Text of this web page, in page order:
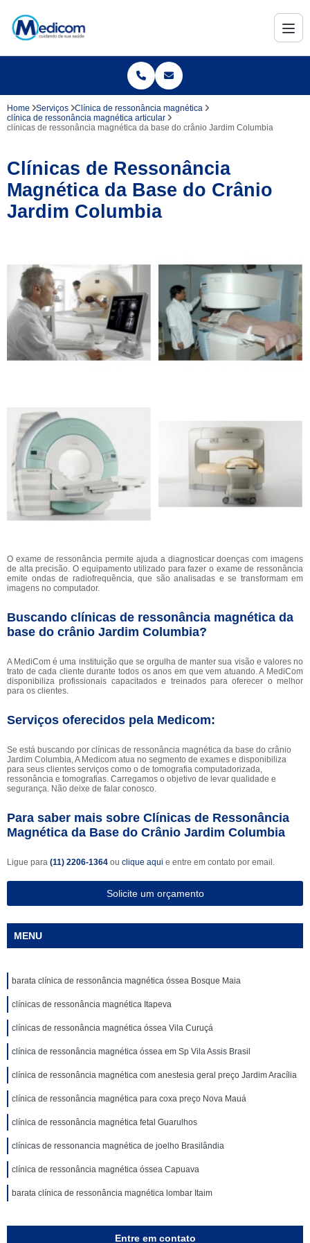
Home Serviços
Clínica de ressonância magnética
clínica de ressonância magnética articular
clínicas de ressonância magnética da base do crânio Jardim Columbia
Clínicas de Ressonância
Magnética da Base do Crânio
Jardim Columbia
O exame de ressonância permite ajuda a diagnosticar doenças com imagens
de alta precisão. O equipamento utilizado para fazer o exame de ressonância
emite ondas de radiofrequência, que são analisadas e se transformam em
imagens no computador.
Buscando clínicas de ressonância magnética da
base do crânio Jardim Columbia?
A MediCom é uma instituição que se orgulha de manter sua visão e valores no
trato de cada cliente durante todos os anos em que vem atuando. A MediCom
disponibiliza profissionais capacitados e treinados para oferecer o melhor
para os clientes.
Serviços oferecidos pela Medicom:
Se está buscando por clínicas de ressonância magnética da base do crânio
Jardim Columbia, A Medicom atua no segmento de exames e disponibiliza
para seus clientes serviços como o de tomografia computadorizada,
ressonância e tomografias. Carregamos o objetivo de levar qualidade e
segurança. Não deixe de falar conosco.
Para saber mais sobre Clínicas de Ressonância
Magnética da Base do Crânio Jardim Columbia
Ligue para (11) 2206-1364 ou clique aqui e entre em contato por email.
Solicite um orçamento
MENU
barata clínica de ressonância magnética óssea Bosque Maia
clínicas de ressonância magnética Itapeva
clínicas de ressonância magnética óssea Vila Curuçá
clínica de ressonância magnética óssea em Sp Vila Assis Brasil
clínica de ressonância magnética com anestesia geral preço Jardim Aracília
clínica de ressonância magnética para coxa preço Nova Mauá
clínica de ressonância magnética fetal Guarulhos
clínicas de ressonancia magnética de joelho Brasilândia
clínica de ressonância magnética óssea Capuava
barata clínica de ressonância magnética lombar Itaim
Entre em contato